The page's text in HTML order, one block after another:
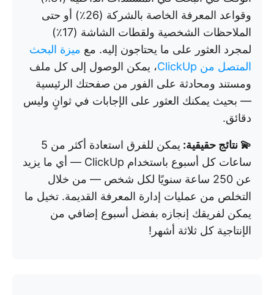
وقواعد المعرفة الخاصة بالشركة (26٪) أو حتى
الملاحظات الشخصية ولقطات الشاشة (17٪)
لمجرد العثور على ما يحتاجون إليه. مع ميزة البحث
المتصل من ClickUp
، يمكن الوصول إلى كل ملف
ومستند ومحادثة على الفور من صفحتك الرئيسية
— بحيث يمكنك العثور على الإجابات في ثوانٍ وليس
دقائق.
💫 نتائج حقيقية:
يمكن للفرق استعادة أكثر من 5
ساعات كل أسبوع باستخدام ClickUp — أي ما يزيد
عن 250 ساعة سنويًا لكل شخص — من خلال
التخلص من عمليات إدارة المعرفة القديمة. تخيل ما
يمكن لفريقك إنجازه بفضل أسبوع إضافي من
الإنتاجية كل ثلاثة أشهر!